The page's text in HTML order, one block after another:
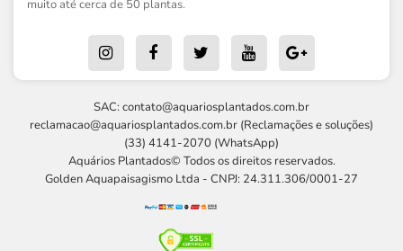
muito até cerca de 50 plantas.
SAC: contato@aquariosplantados.com.br
reclamacao@aquariosplantados.com.br (Reclamações e soluções)
(33) 4141-2070 (WhatsApp)
Aquários Plantados© Todos os direitos reservados.
Golden Aquapaisagismo Ltda - CNPJ: 24.311.306/0001-27